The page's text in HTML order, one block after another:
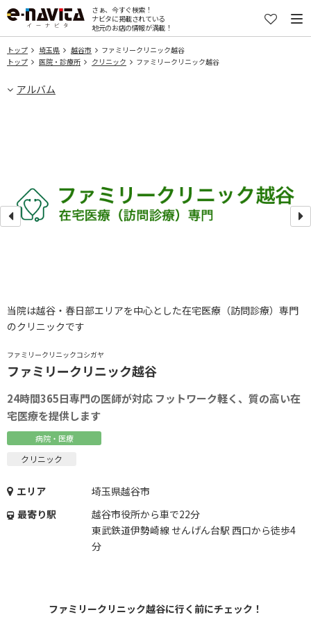
さぁ、今すぐ検索！
ナビタに掲載されている
地元のお店の情報が満載！
トップ 埼玉県 越谷市
ファミリークリニック越谷
トップ
医院・診療所 クリニック ファミリークリニック越谷
アルバム
ファミリークリニックコシガヤ
ファミリークリニック越谷
24時間365日専門の医師が対応 フットワーク軽く、質の高い在
宅医療を提供します
病院・医療
クリニック
エリア
埼玉県越谷市
最寄り駅
越谷市役所から車で22分
東武鉄道伊勢崎線 せんげん台駅 西口から徒歩4
分
ファミリークリニック越谷に行く前にチェック！
当院は越谷・春日部エリアを中心とした在宅医療（訪問診療）専門
のクリニックです